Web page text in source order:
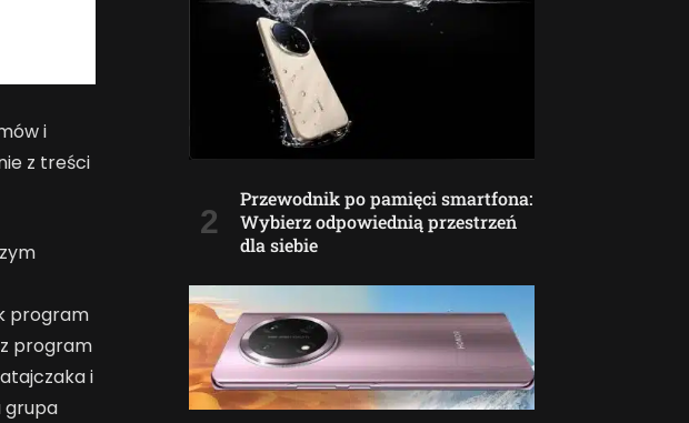
i
z treści
program
program
i
grupa
Przewodnik po pamięci smartfona:
Wybierz odpowiednią przestrzeń
dla siebie